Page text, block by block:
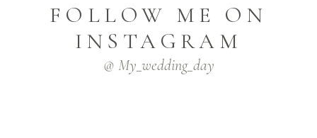
FOLLOW ME ON
INSTAGRAM
@ My_wedding_day